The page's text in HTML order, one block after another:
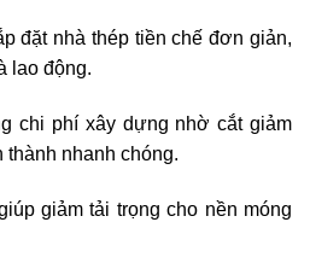
đặt nhà thép tiền chế đơn giản,
lao động.
chi phí xây dựng nhờ cắt giảm
nhanh chóng.
giảm tải trọng cho nền móng